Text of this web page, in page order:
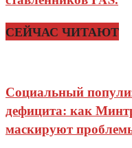
СЕЙЧАС ЧИТАЮТ
Социальный
дефицита: как
маскируют